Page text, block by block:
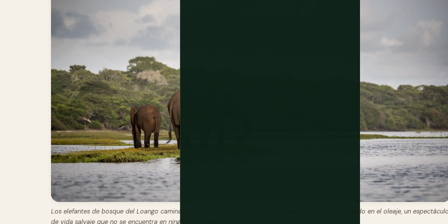
Los elefantes de bosque del Loango caminan por la playa al amanecer y al atardecer, a menudo entrando en el oleaje, un
de vida salvaje que no se encuentra en ningún otro lugar de la Tierra.